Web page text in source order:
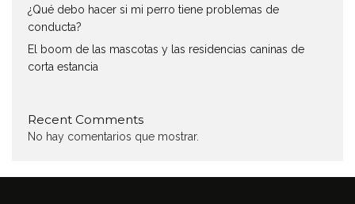
¿Qué debo hacer si mi perro tiene problemas de
conducta?
El boom de las mascotas y las residencias caninas de
corta estancia
Recent Comments
No hay comentarios que mostrar.